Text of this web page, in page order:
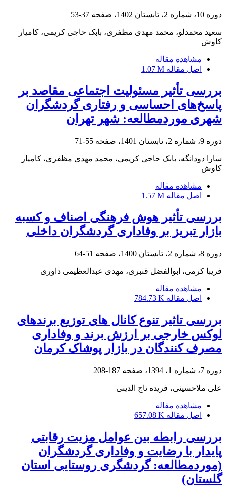
دوره 10، شماره 2، تابستان 1402، صفحه 37-53
سعید محمدلو، محمد مهدی مظفری، بابک حاجی کریمی، کامیار
کاوش
مشاهده مقاله
اصل مقاله 1.07 M
بررسی تأثیر مسئولیت اجتماعی مقاصد بر
پاسخ‌های احساسی و رفتاری گردشگران
شهری موردمطالعه: شهر تهران
دوره 9، شماره 2، تابستان 1401، صفحه 55-71
سارا دودانگه، بابک حاجی کریمی، محمد مهدی مظفری، کامیار
کاوش
مشاهده مقاله
اصل مقاله 1.57 M
بررسی تأثیر هوش فرهنگی اصناف و کسبه
بازار تبریز بر وفاداری گردشگران داخلی
دوره 8، شماره 2، تابستان 1400، صفحه 51-64
فریبا کرمی، ابوالفضل قنبری، مهدی عبدالعظیمی داوری
مشاهده مقاله
اصل مقاله 784.73 K
بررسی تاثیر تنوع کانال های توزیع برندهای
لوکس خارجی بر ارزش برند و وفاداری
مصرف کنندگان در بازار پوشاک کرمان
دوره 7، شماره 1، 1394، صفحه 187-208
علی ملاحسینی، فریده تاج الدینی
مشاهده مقاله
اصل مقاله 657.08 K
بررسی رابطه بین عوامل مزیت رقابتی
پایدار با رضایت و وفاداری گردشگران
(موردمطالعه: گردشگری روستایی استان
گلستان)